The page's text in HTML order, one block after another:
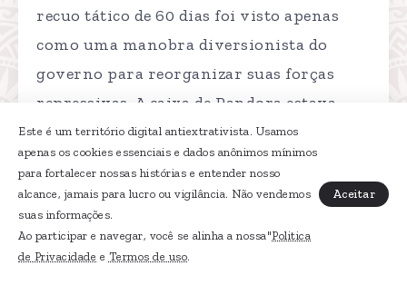
recuo tático de 60 dias foi visto apenas
como uma manobra diversionista do
governo para reorganizar suas forças
repressivas. A caixa de Pandora estava
aberta. O clamor não era mais apenas
sobre a gasolina ou o crédito agrícola; a
exigência consolidou-se em uma só voz
rouca que ecoa de El Alto a Potosí: a queda
definitiva de Rodrigo Paz.
Este é um território digital antiextrativista. Usamos
apenas os cookies essenciais e dados anônimos mínimos
para fortalecer nossas histórias e entender nosso
alcance, jamais para lucro ou vigilância. Não vendemos
suas informações.
Ao participar e navegar, você se alinha a nossa"Politica
de Privacidade e Termos de uso.
Aceitar